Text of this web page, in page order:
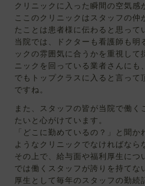
クリニックに入った瞬間の空気感
ここのクリニックはスタッフの仲
たことは患者様に伝わると思って
当院では、ドクターも看護師も明
ックの雰囲気に合うかを重視して
ニックを回っている業者さんにも
でもトップクラスに入ると言って
ですね。
また、スタッフの皆が当院で働く
たいと心がけています。
「どこに勤めているの？」と聞
ようなクリニックでなければなら
その上で、給与面や福利厚生につ
では働くスタッフが誇りを持てな
厚生として毎年のスタッフの勤続